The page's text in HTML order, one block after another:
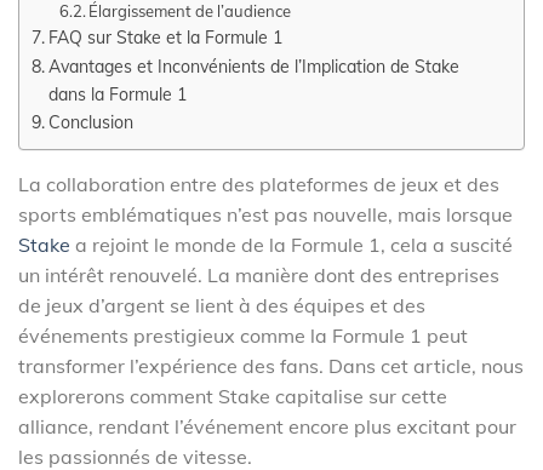
Élargissement de l’audience
FAQ sur Stake et la Formule 1
Avantages et Inconvénients de l’Implication de Stake
dans la Formule 1
Conclusion
La collaboration entre des plateformes de jeux et des
sports emblématiques n’est pas nouvelle, mais lorsque
Stake a rejoint le monde de la Formule 1, cela a suscité
un intérêt renouvelé. La manière dont des entreprises
de jeux d’argent se lient à des équipes et des
événements prestigieux comme la Formule 1 peut
transformer l’expérience des fans. Dans cet article, nous
explorerons comment Stake capitalise sur cette
alliance, rendant l’événement encore plus excitant pour
les passionnés de vitesse.